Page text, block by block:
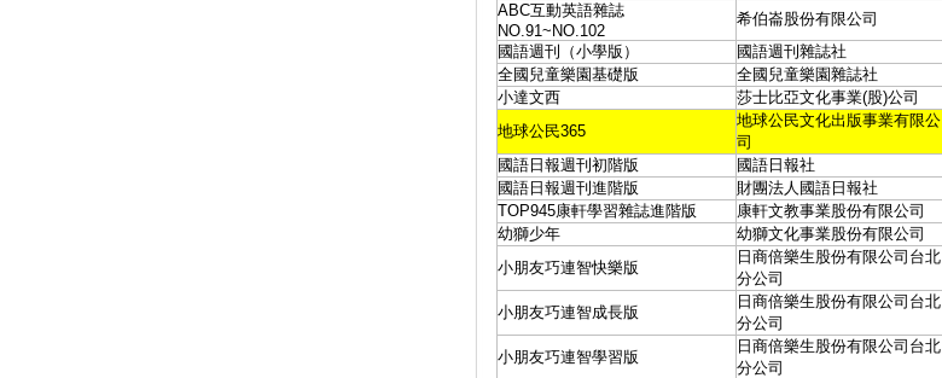
ABC互動英語雜誌
NO.91~NO.102
希伯崙股份有限公司
國語週刊（小學版）
國語週刊雜誌社
全國兒童樂園基礎版
全國兒童樂園雜誌社
小達文西
莎士比亞文化事業(股)公司
地球公民365
地球公民文化出版事業有限公
司
國語日報週刊初階版
國語日報社
國語日報週刊進階版
財團法人國語日報社
TOP945康軒學習雜誌進階版
康軒文教事業股份有限公司
幼獅少年
幼獅文化事業股份有限公司
小朋友巧連智快樂版
日商倍樂生股份有限公司台北
分公司
小朋友巧連智成長版
日商倍樂生股份有限公司台北
分公司
小朋友巧連智學習版
日商倍樂生股份有限公司台北
分公司